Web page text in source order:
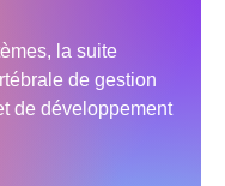
la suite
de gestion
de développement